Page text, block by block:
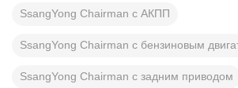
SsangYong Chairman с АКПП
SsangYong Chairman с бензиновым
SsangYong Chairman с задним приводом